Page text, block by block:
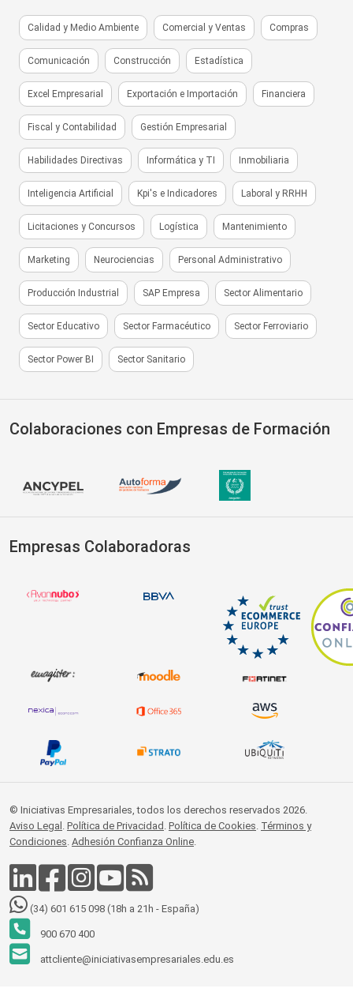
Calidad y Medio Ambiente Comercial y Ventas Compras
Comunicación Construcción Estadística
Excel Empresarial Exportación e Importación Financiera
Fiscal y Contabilidad Gestión Empresarial
Habilidades Directivas Informática y TI Inmobiliaria
Inteligencia Artificial Kpi's e Indicadores Laboral y RRHH
Licitaciones y Concursos Logística Mantenimiento
Marketing Neurociencias Personal Administrativo
Producción Industrial SAP Empresa Sector Alimentario
Sector Educativo Sector Farmacéutico Sector Ferroviario
Sector Power BI Sector Sanitario
Colaboraciones con Empresas de Formación
Empresas Colaboradoras
© Iniciativas Empresariales, todos los derechos reservados 2026.
Aviso Legal
Política de Privacidad Política de Cookies Términos y
Condiciones Adhesión Confianza Online
(34) 601 615 098 (18h a 21h - España)
900 670 400
attcliente@iniciativasempresariales.edu.es